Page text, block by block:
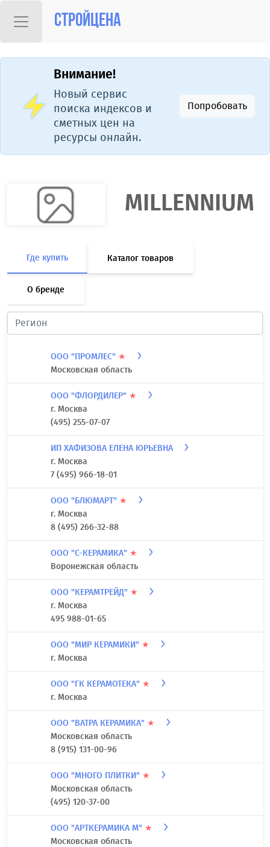
Стройцена
Внимание!
Новый сервис
поиска индексов и
сметных цен на
ресурсы онлайн.
Попробовать
MILLENNIUM
Где купить Каталог товаров
О бренде
ООО "ПРОМЛЕС" ★
Московская область
ООО "ФЛОРДИЛЕР" ★
г. Москва
(495) 255-07-07
ИП ХАФИЗОВА ЕЛЕНА ЮРЬЕВНА
г. Москва
7 (495) 966-18-01
ООО "БЛЮМАРТ" ★
г. Москва
8 (495) 266-32-88
ООО "С-КЕРАМИКА" ★
Воронежская область
ООО "КЕРАМТРЕЙД" ★
г. Москва
495 988-01-65
ООО "МИР КЕРАМИКИ" ★
г. Москва
ООО "ГК КЕРАМОТЕКА" ★
г. Москва
ООО "ВАТРА КЕРАМИКА" ★
Московская область
8 (915) 131-00-96
ООО "МНОГО ПЛИТКИ" ★
Московская область
(495) 120-37-00
ООО "АРТКЕРАМИКА М" ★
Московская область